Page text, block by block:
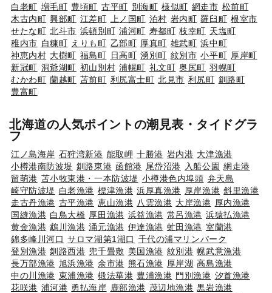
白老町 増毛町 豊頃町 古平町 別海町 様似町 網走市 松前町
木古内町 興部町 江差町 上ノ国町 泊村 岩内町 羅臼町 根室市
せたな町 北斗市 浜頓別町 浦河町 寿都町 枝幸町 天塩町
稚内市 白糠町 えりも町 乙部町 厚真町 雄武町 浜中町
神恵内村 大樹町 福島町 日高町 湧別町 紋別市 小平町 厚岸町
新冠町 洞爺湖町 初山別村 浦幌町 礼文町 奥尻町 羽幌町
むかわ町 蘭越町 苫前町 利尻富士町 北見市 利尻町 釧路町
豊富町
北海道の人気ポイントの潮見表・タイドグラ
フ
江ノ島海岸 石狩湾新港 能取岬 十勝港 岩内港 大津漁港
小樽港南防波堤 釧路東港 函館港 尾岱沼港 入船公園 網走港
留萌港 苫小牧東港・一本防波堤 小樽港色内埠頭 弁天島
崎守防波堤 白老漁港 標津漁港 浜厚真漁港 厚岸漁港 斜里漁港
走古丹漁港 古平漁港 恵山漁港 八雲漁港 大岸漁港 厚内漁港
国縫漁港 白鳥大橋 厚田漁港 浜益漁港 常呂漁港 浜猿払漁港
黄金漁港 鵡川漁港 涌元漁港 伊達漁港 虻田漁港 室蘭港
錦多峰川河口 サロマ湖第1湖口 千代の浦マリンパーク
登別漁港 釧路西港 兜千畳敷 美国漁港 紋別港 幌武意漁港
長万部漁港 旭浜漁港 余市港 熊石漁港 厚岸湖 高島漁港
中の川漁港 東浦漁港 椴法華港 豊浦漁港 門別漁港 汐首漁港
花咲港 浦河港 勇払海岸 鹿部漁港 茂辺地漁港 黒岩漁港